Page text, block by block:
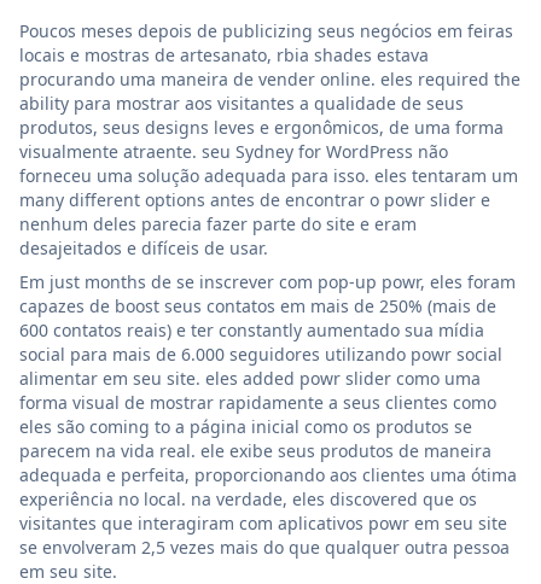
Poucos meses depois de publicizing seus negócios em feiras
locais e mostras de artesanato, rbia shades estava
procurando uma maneira de vender online. eles required the
ability para mostrar aos visitantes a qualidade de seus
produtos, seus designs leves e ergonômicos, de uma forma
visualmente atraente. seu Sydney for WordPress não
forneceu uma solução adequada para isso. eles tentaram um
many different options antes de encontrar o powr slider e
nenhum deles parecia fazer parte do site e eram
desajeitados e difíceis de usar.
Em just months de se inscrever com pop-up powr, eles foram
capazes de boost seus contatos em mais de 250% (mais de
600 contatos reais) e ter constantly aumentado sua mídia
social para mais de 6.000 seguidores utilizando powr social
alimentar em seu site. eles added powr slider como uma
forma visual de mostrar rapidamente a seus clientes como
eles são coming to a página inicial como os produtos se
parecem na vida real. ele exibe seus produtos de maneira
adequada e perfeita, proporcionando aos clientes uma ótima
experiência no local. na verdade, eles discovered que os
visitantes que interagiram com aplicativos powr em seu site
se envolveram 2,5 vezes mais do que qualquer outra pessoa
em seu site.